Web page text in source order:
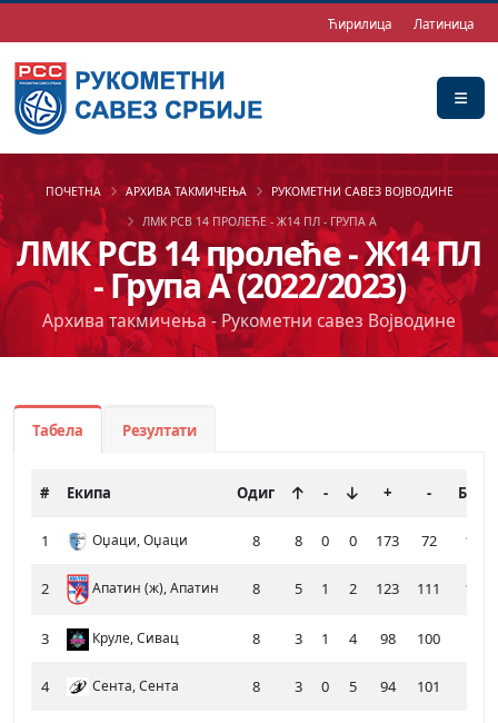
Ћирилица Латиница
ЛМК РСВ 14 пролеће - Ж14 ПЛ
- Група А (2022/2023)
Архива такмичења - Рукометни савез Војводине
ПОЧЕТНА АРХИВА ТАКМИЧЕЊА
РУКОМЕТНИ САВЕЗ ВОЈВОДИНЕ
ЛМК РСВ 14 ПРОЛЕЋЕ - Ж14 ПЛ - ГРУПА А
Табела Резултати
# Екипа Одиг - + - Бод
1 Оџаци, Оџаци 8 8 0 0 173 72 16
2 Апатин (ж), Апатин 8 5 1 2 123 111 11
3 Круле, Сивац 8 3 1 4 98 100
4 Сента, Сента 8 3 0 5 94 101